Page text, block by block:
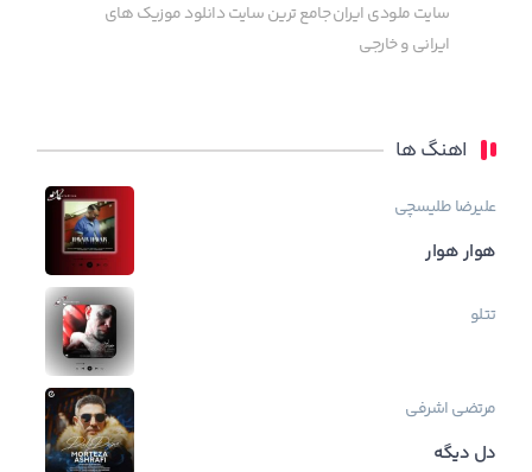
سایت ملودی ایران جامع ترین سایت دانلود موزیک های
ایرانی و خارجی
اهنگ ها
علیرضا طلیسچی
هوار هوار
تتلو
مرتضی اشرفی
دل دیگه